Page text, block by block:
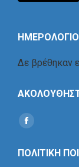
Δε βρέθηκαν
Find us on:
Social
ΠΟΛΙΤΙΚΗ